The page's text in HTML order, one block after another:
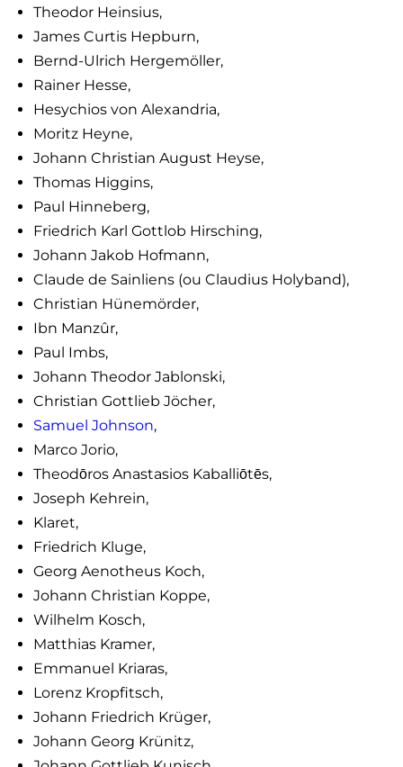
Theodor Heinsius,
James Curtis Hepburn,
Bernd-Ulrich Hergemöller,
Rainer Hesse,
Hesychios von Alexandria,
Moritz Heyne,
Johann Christian August Heyse,
Thomas Higgins,
Paul Hinneberg,
Friedrich Karl Gottlob Hirsching,
Johann Jakob Hofmann,
Claude de Sainliens (ou Claudius Holyband),
Christian Hünemörder,
Ibn Manzûr,
Paul Imbs,
Johann Theodor Jablonski,
Christian Gottlieb Jöcher,
Samuel Johnson,
Marco Jorio,
Theodōros Anastasios Kaballiōtēs,
Joseph Kehrein,
Klaret,
Friedrich Kluge,
Georg Aenotheus Koch,
Johann Christian Koppe,
Wilhelm Kosch,
Matthias Kramer,
Emmanuel Kriaras,
Lorenz Kropfitsch,
Johann Friedrich Krüger,
Johann Georg Krünitz,